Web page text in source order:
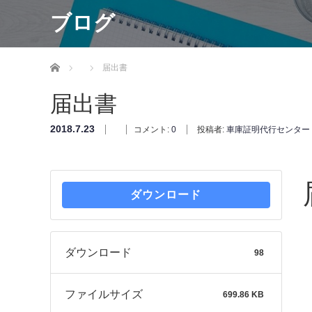
ブログ
ホーム 届出書
届出書
2018.7.23 コメント: 0 投稿者: 車庫証明代行センター
ダウンロード
ダウンロード 98
ファイルサイズ 699.86 KB